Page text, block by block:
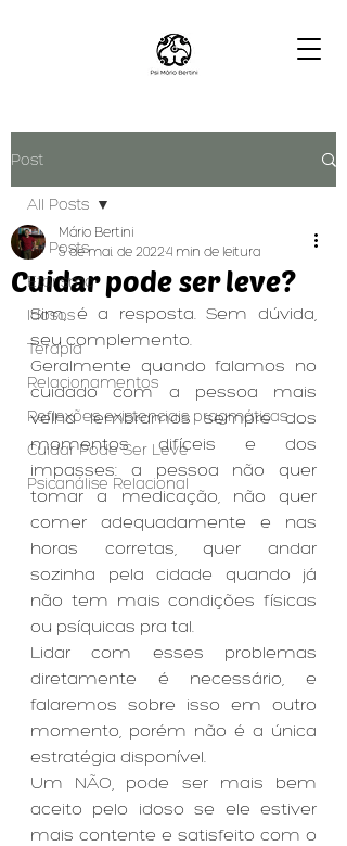
Post
All Posts
Etarismo
Idosos
Terapia
Relacionamentos
Reflexões existenciais pragmáticas
Cuidar Pode Ser Leve
Psicanálise Relacional
All Posts
Cuidar pode ser leve?
Mário Bertini
5 de mai. de 20224 min de leitura
Sim, é a resposta. Sem dúvida,
seu complemento.
Geralmente quando falamos no
cuidado com a pessoa mais
velha lembramos sempre dos
momentos difíceis e dos
impasses: a pessoa não quer
tomar a medicação, não quer
comer adequadamente e nas
horas corretas, quer andar
sozinha pela cidade quando já
não tem mais condições físicas
ou psíquicas pra tal.
Lidar com esses problemas
diretamente é necessário, e
falaremos sobre isso em outro
momento, porém não é a única
estratégia disponível.
Um NÃO, pode ser mais bem
aceito pelo idoso se ele estiver
mais contente e satisfeito com o